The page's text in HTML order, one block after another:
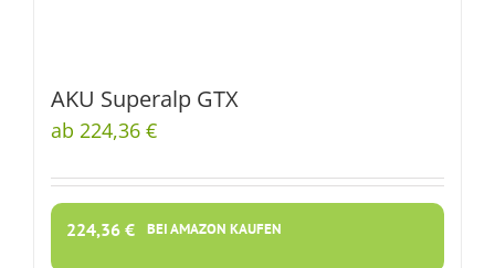
AKU Superalp GTX
ab 224,36 €
224,36 € BEI AMAZON KAUFEN